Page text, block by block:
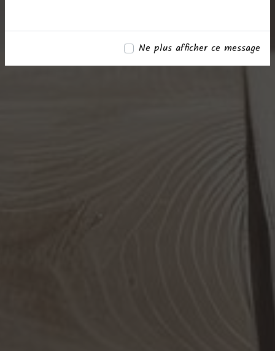
Ne plus afficher ce message